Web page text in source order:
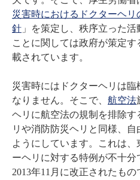
災害時におけるドクターヘ
針 」を策定し、秩序立った
ことに関しては政府が策定す
載されています。
災害時にはドクターヘリは
なりません。そこで、 航空法
ヘリに航空法の規制を排除
リや消防防災ヘリと同様、
ようにしています。これは
ーヘリに対する特例が不十分
2013年11月に改正されたもの